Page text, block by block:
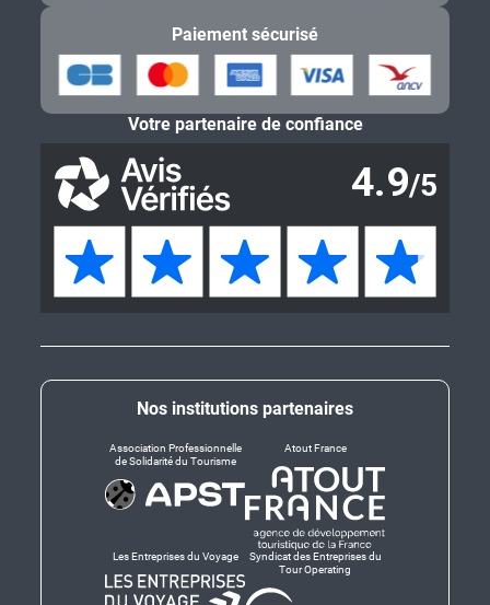
Nos institutions partenaires
Association Professionnelle
de Solidarité du Tourisme
Atout France
Les Entreprises du Voyage
Syndicat des Entreprises du
Tour Operating
Paiement sécurisé
Votre partenaire de confiance